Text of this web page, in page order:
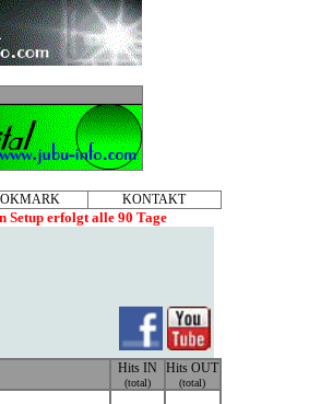
KONTAKT
Setup erfolgt alle 90 Tage
Hits IN
(total)
Hits OUT
(total)